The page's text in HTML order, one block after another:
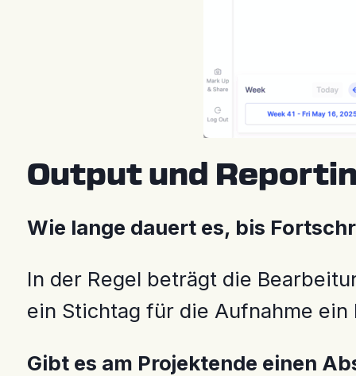
Output und
Wie lange dauert es, bis
In der Regel beträgt die
ein Stichtag für die Aufnahme
Gibt es am Projektende einen